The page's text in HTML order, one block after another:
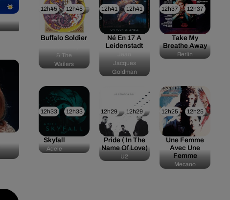
12h45 12h45
& The
Wailers
Buffalo Soldier
12h41 12h41
Jacques
Goldman
Né En 17 A
Leidenstadt
12h37 12h37
Berlin
Take My
Breathe Away
12h33 12h33
Adele
Skyfall
12h29 12h29
U2
Pride ( In The
Name Of Love)
12h25 12h25
Mecano
Une Femme
Avec Une
Femme